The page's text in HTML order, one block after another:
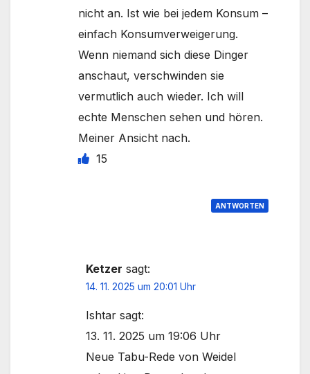
nicht an. Ist wie bei jedem Konsum –
einfach Konsumverweigerung.
Wenn niemand sich diese Dinger
anschaut, verschwinden sie
vermutlich auch wieder. Ich will
echte Menschen sehen und hören.
Meiner Ansicht nach.
15
ANTWORTEN
Ketzer sagt:
14. 11. 2025 um 20:01 Uhr
Ishtar sagt:
13. 11. 2025 um 19:06 Uhr
Neue Tabu-Rede von Weidel